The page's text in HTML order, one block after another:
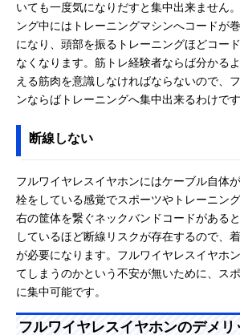
いても一度気になりだすと集中出来ません
ング中にはトレーニングマシンへコードが
になり、頭部を振るトレーニングほどコー
なくなります。筋トレ経験者ならば分かる
える筋肉を意識しなければならないので、
ンならばトレーニングへ集中出来るわけです
断線しない
フルワイヤレスイヤホンにはケーブル自体
栓をしている感覚でスポーツやトレーニン
右の筐体を繋ぐネックバンドコードがある
しているほど断線リスクが存在するので、
が必要になります。フルワイヤレスイヤホ
てしまうのかという不安が無いために、ス
に集中可能です。
フルワイヤレスイヤホンのデメリ